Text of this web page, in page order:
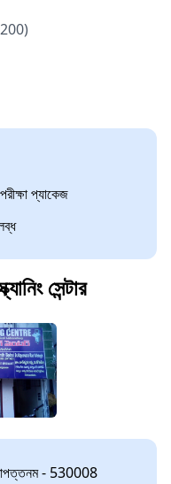
প্যাকেজ
সেন্টার
- 530008